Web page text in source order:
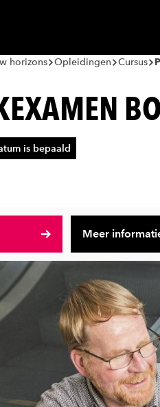
horizons Opleidingen Cursus
is bepaald
Meer